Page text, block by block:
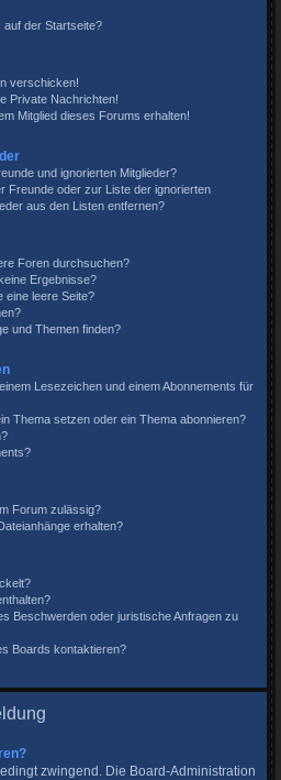
auf der Startseite?
verschicken!
Private Nachrichten!
Mitglied dieses Forums erhalten!
und ignorierten Mitglieder?
Freunde oder zur Liste der ignorierten
aus den Listen entfernen?
Foren durchsuchen?
Ergebnisse?
eine leere Seite?
und Themen finden?
Lesezeichen und einem Abonnements für
Thema setzen oder ein Thema abonnieren?
Forum zulässig?
erhalten?
Beschwerden oder juristische Anfragen zu
Boards kontaktieren?
zwingend. Die Board-Administration